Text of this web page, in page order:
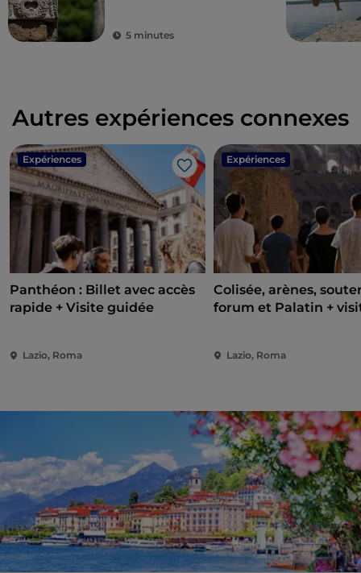
5 minutes
Autres expériences connexes
Expériences
J’aime
Panthéon : Billet avec accès
rapide + Visite guidée
Lazio, Roma
Expériences
Colisée, arènes,
forum et Palatin +
Lazio, Roma